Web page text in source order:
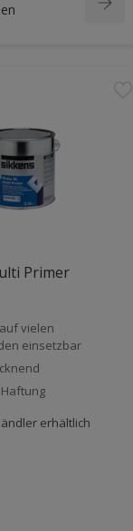
Primer
vielen
einsetzbar
erhältlich